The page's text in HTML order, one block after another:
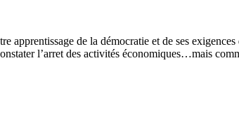
apprentissage de la démocratie et de ses
l’arret des activités économiques…mais